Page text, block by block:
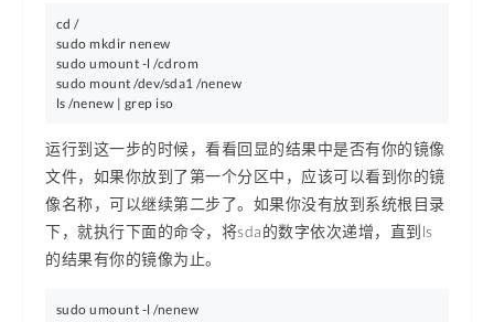
cd /
sudo mkdir nenew
sudo umount -l /cdrom
sudo mount /dev/sda1 /nenew
运行到这一步的时候，看看回显的结果中是否有你的镜像
文件，如果你放到了第一个分区中，应该可以看到你的镜
像名称，可以继续第二步了。如果你没有放到系统根目录
下，就执行下面的命令，将sda的数字依次递增，直到ls
的结果有你的镜像为止。
sudo umount -l /nenew